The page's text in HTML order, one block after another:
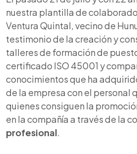
nuestra plantilla de
Ventura Quintal, vecino de
testimonio de la creación y
talleres de formación de
certificado ISO 45001 y
conocimientos que ha
de la empresa con el personal
quienes consiguen la
en la compañía a través de la
profesional